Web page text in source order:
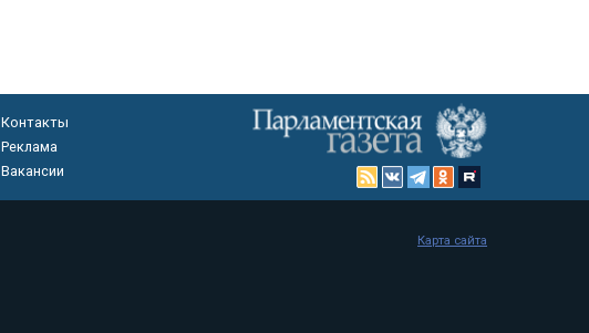
Контакты
Реклама
Вакансии
Карта сайта